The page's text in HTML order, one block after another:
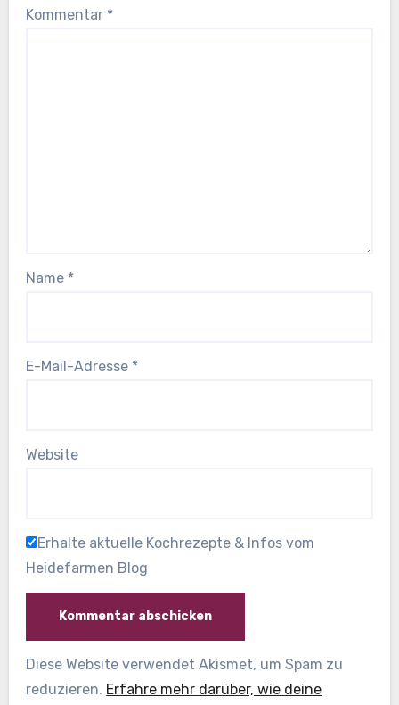
Kommentar *
Name *
E-Mail-Adresse *
Website
Erhalte aktuelle Kochrezepte & Infos vom
Heidefarmen Blog
Diese Website verwendet Akismet, um Spam zu
reduzieren. Erfahre mehr darüber, wie deine